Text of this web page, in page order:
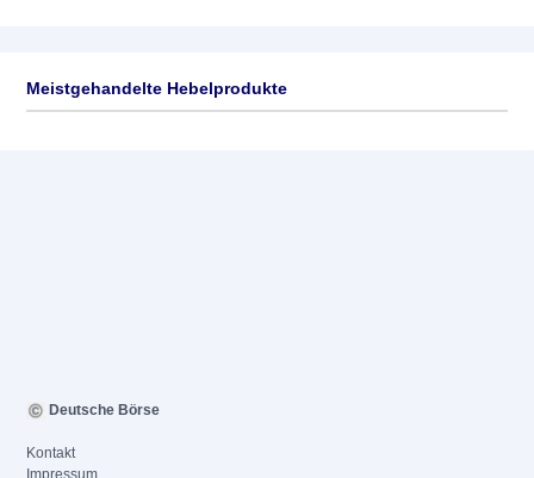
Meistgehandelte Hebelprodukte
Deutsche Börse
Kontakt
Impressum